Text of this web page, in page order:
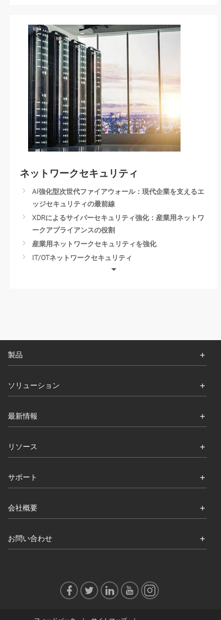
ネットワークセキュリティ
AI強化型次世代ファイアウォール：現代企業を支えるエ
ッジセキュリティの最前線
XDRによるサイバーセキュリティ強化：産業用ネットワ
ークアプライアンスの役割
産業用ネットワークセキュリティを強化
IT/OTネットワークセキュリティ
Cloud Security with IPS/IDS
製品
ソリューション
最新情報
リソース
サポート
会社概要
お問い合わせ